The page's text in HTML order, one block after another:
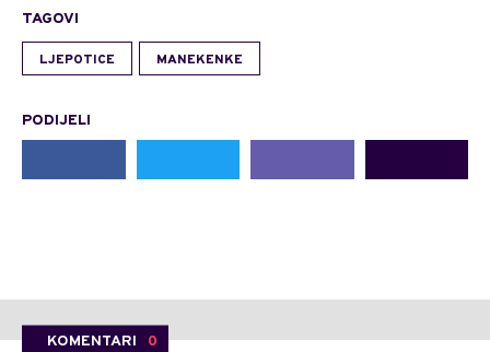
TAGOVI
LJEPOTICE MANEKENKE
PODIJELI
KOMENTARI 0